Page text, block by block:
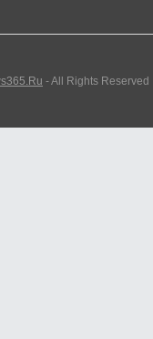
- All Rights Reserved